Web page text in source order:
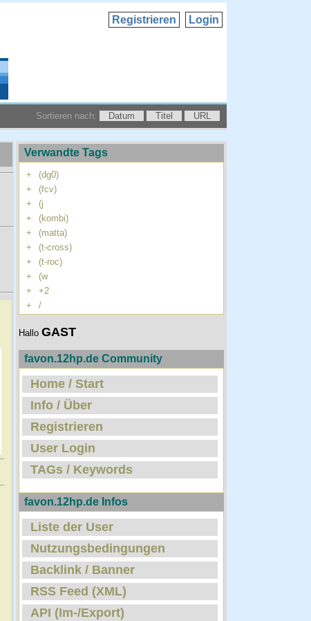
Login
Registrieren
Sortieren nach: Datum Titel URL
Verwandte Tags
+
(dg0)
+
(fcv)
+
(j
+
(kombi)
+
(matta)
+
(t-cross)
+
(t-roc)
+
(w
+
+2
+
/
Hallo GAST
favon.12hp.de Community
Home / Start
Info / Über
Registrieren
User Login
TAGs / Keywords
favon.12hp.de Infos
Liste der User
Nutzungsbedingungen
Backlink / Banner
RSS Feed (XML)
API (Im-/Export)